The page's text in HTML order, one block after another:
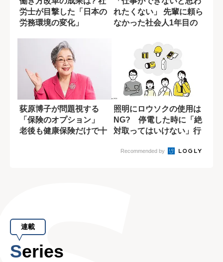
労士が目撃した「日本の
労務環境の変化」
れたくない」 先輩に頼ら
なかった社会人1年目の
荻原博子が問題視する
「保険のオプション」
老後も健康保険だけで十
照明にロウソクの使用は
NG? 停電した時に「絶
対取ってはいけない」行
Recommended by
連載
Series